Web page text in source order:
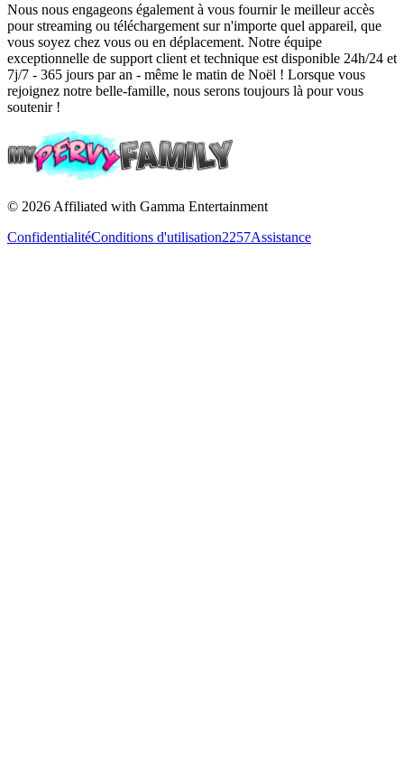
Nous nous engageons également à vous fournir le meilleur accès
pour streaming ou téléchargement sur n'importe quel appareil, que
vous soyez chez vous ou en déplacement. Notre équipe
exceptionnelle de support client et technique est disponible 24h/24 et
7j/7 - 365 jours par an - même le matin de Noël ! Lorsque vous
rejoignez notre belle-famille, nous serons toujours là pour vous
soutenir !
© 2026 Affiliated with Gamma Entertainment
ConfidentialitéConditions d'utilisation2257Assistance